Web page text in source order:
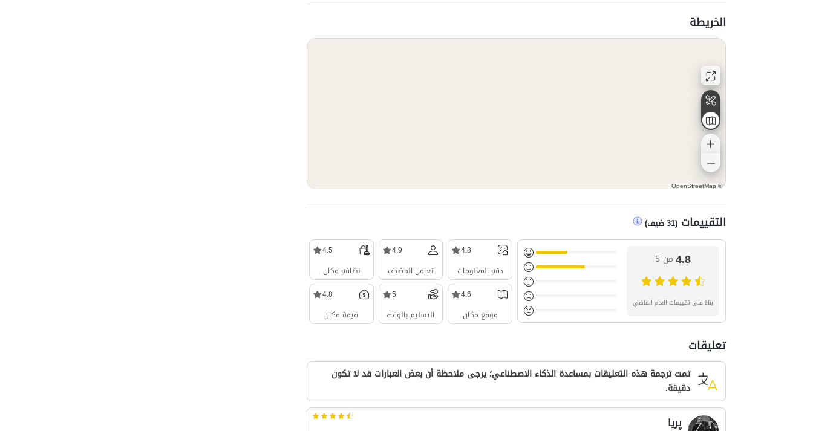
الخريطة
©
OpenStreetMap
التقييمات (
31ضيف)
4.8من 5
بناءً على تقييمات العام الماضي
4.8
دقة المعلومات
4.9
تعامل المضيف
4.5
نظافة مكان
4.6
موقع مكان
5
التسليم بالوقت
4.8
قيمة مكان
تعليقات
تمت ترجمة هذه التعليقات بمساعدة الذكاء الاصطناعي؛ يرجى ملاحظة أن بعض العبارات قد لا تكون
دقيقة.
پریا